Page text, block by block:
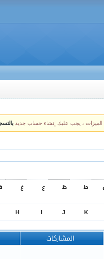
الميزات ، يجب عليك إنشاء حساب جديد
ط ظ ع غ
H I J K
المشاركات